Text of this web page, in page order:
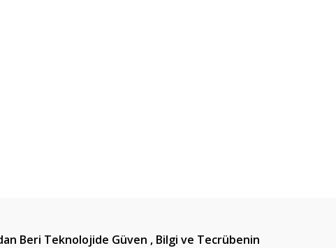
Beri Teknolojide Güven , Bilgi ve Tecrübenin